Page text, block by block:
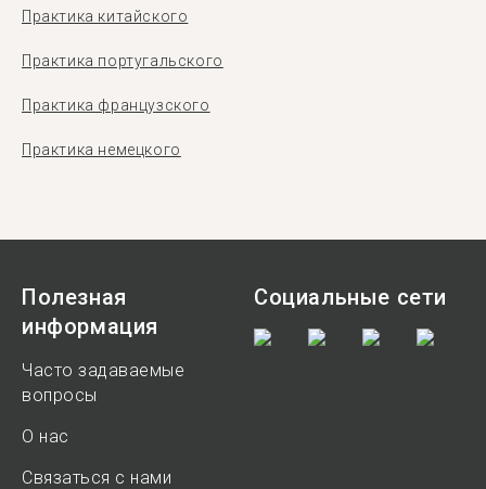
Практика китайского
Практика португальского
Практика французского
Практика немецкого
Полезная
информация
Часто задаваемые
вопросы
О нас
Связаться с нами
Социальные сети